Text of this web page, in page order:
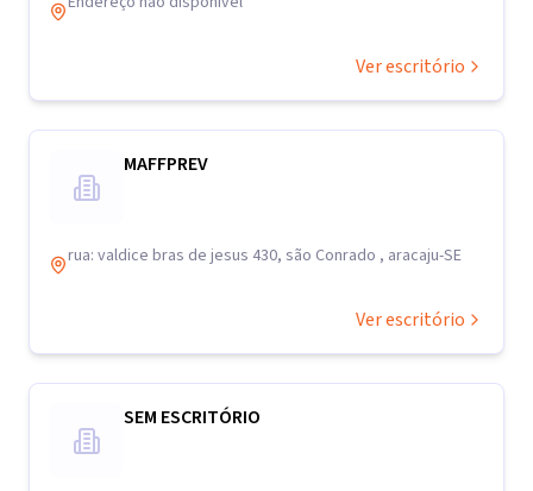
Ver escritório
MAFFPREV
rua: valdice bras de jesus 430, são Conrado , aracaju-SE
Ver escritório
SEM ESCRITÓRIO